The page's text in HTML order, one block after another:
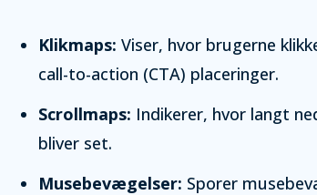
Klikmaps: Viser, hvor brugerne
call-to-action (CTA) placeringer.
Scrollmaps: Indikerer, hvor langt
bliver set.
Musebevægelser: Sporer